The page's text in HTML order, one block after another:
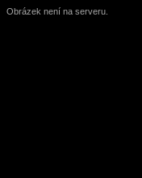
Obrázek není na serveru.